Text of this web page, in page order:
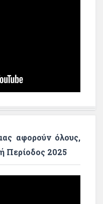
αφορούν όλους,
Περίοδος 2025